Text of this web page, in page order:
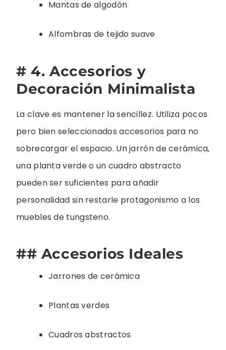
Mantas de algodón
Alfombras de tejido suave
# 4. Accesorios y
Decoración Minimalista
La clave es mantener la sencillez. Utiliza pocos
pero bien seleccionados accesorios para no
sobrecargar el espacio. Un jarrón de cerámica,
una planta verde o un cuadro abstracto
pueden ser suficientes para añadir
personalidad sin restarle protagonismo a los
muebles de tungsteno.
## Accesorios Ideales
Jarrones de cerámica
Plantas verdes
Cuadros abstractos